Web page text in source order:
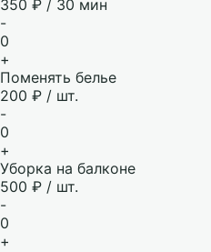
350 ₽ / 30 мин
-
0
+
Поменять белье
200 ₽ / шт.
-
0
+
Уборка на балконе
500 ₽ / шт.
-
0
+